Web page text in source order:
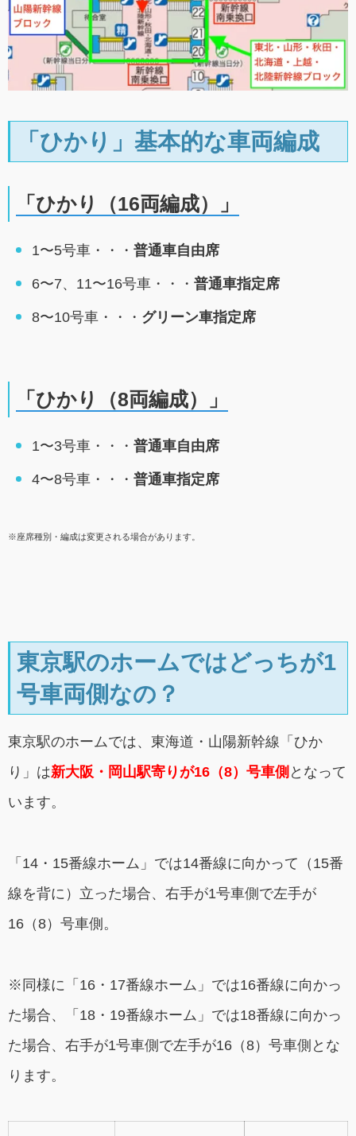
「ひかり」基本的な車両編成
「ひかり（16両編成）」
1〜5号車・・・ 普通車自由席
6〜7、11〜16号車・・・ 普通車指定席
8〜10号車・・・ グリーン車指定席
「ひかり（8両編成）」
1〜3号車・・・ 普通車自由席
4〜8号車・・・ 普通車指定席
※座席種別・編成は変更される場合があります。
東京駅のホームではどっちが1
号車両側なの？
東京駅のホームでは、東海道・山陽新幹線「ひか
り」は新大阪・岡山駅寄りが16（8）号車側 となって
います。
「14・15番線ホーム」では14番線に向かって（15番
線を背に）立った場合、右手が1号車側で左手が
16（8）号車側。
※同様に「16・17番線ホーム」では16番線に向かっ
た場合、「18・19番線ホーム」では18番線に向かっ
た場合、右手が1号車側で左手が16（8）号車側とな
ります。